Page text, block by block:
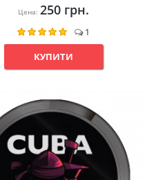
Цена:250 грн.
1
КУПИТИ